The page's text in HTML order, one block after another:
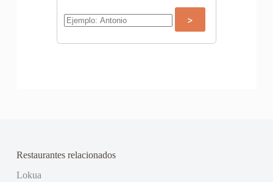
Restaurantes relacionados
Lokua